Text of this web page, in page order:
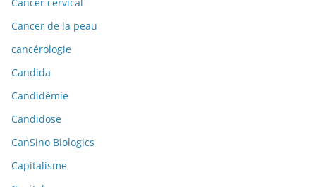
Cancer de la peau
cancérologie
Candida
Candidémie
Candidose
CanSino Biologics
Capitalisme